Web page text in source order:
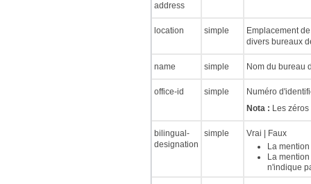
address
location simple
Emplacement
divers bureaux
name simple Nom du bureau
office-id simple
Numéro
Nota : Les
bilingual-
designation
simple
Vrai | Faux
La
La
n'indique